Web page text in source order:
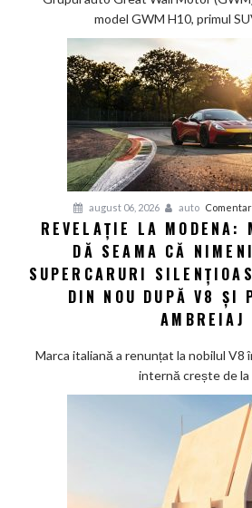
model GWM H10, primul
august 06, 2026 auto
REVELAȚIE LA MODENA:
DĂ SEAMA CĂ
SUPERCARURI
DIN NOU DUPĂ V8 ȘI
AMBREIAJ
Marca italiană a renunțat la nobilul V8
internă crește de la